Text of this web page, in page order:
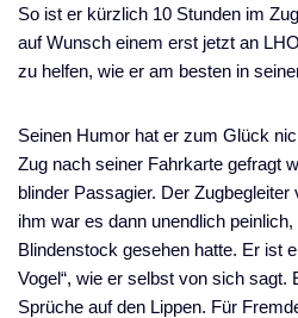
So ist er kürzlich 10 Stunden im
auf Wunsch einem erst jetzt an
zu helfen, wie er am besten in
Seinen Humor hat er zum Glück
Zug nach seiner Fahrkarte gefragt
blinder Passagier. Der
ihm war es dann unendlich
Blindenstock gesehen hatte. Er ist
Vogel“, wie er selbst von sich sagt.
Sprüche auf den Lippen. Für